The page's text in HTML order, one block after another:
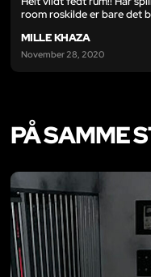
room roskilde er bare det
MILLE KHAZA
November 28, 2020
PÅ SAMME